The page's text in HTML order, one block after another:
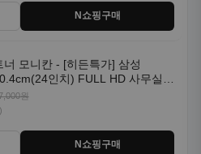
N쇼핑구매
너 모니칸 - [히든특가] 삼성
인치) FULL HD 사무실/
원
N쇼핑구매